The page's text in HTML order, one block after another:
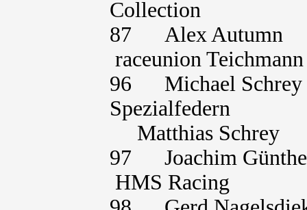
Collection
87 Alex Autumn
raceunion Teichmann
96 Michael
Spezialfedern
Matthias
97 Joachim
HMS Racing